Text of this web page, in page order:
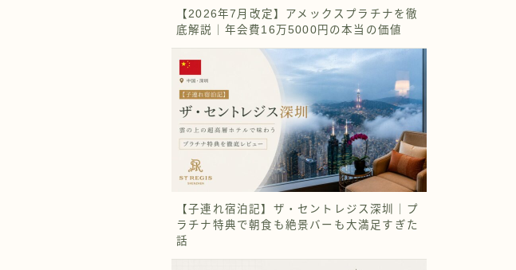
【2026年7月改定】アメックスプラチナを徹
底解説｜年会費16万5000円の本当の価値
【子連れ宿泊記】ザ・セントレジス深圳｜プ
ラチナ特典で朝食も絶景バーも大満足すぎた
話